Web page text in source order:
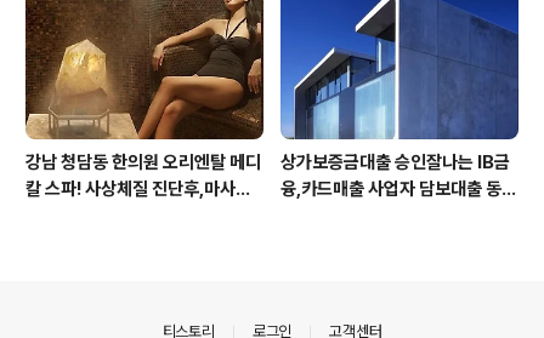
강남 청담동 한의원 오리엔탈 메디
칼 스파! 사상체질 진단후,마사지,
상가보증금대출 승인잘나는 IB금
융,카드매출 사업자 담보대출 동
티스토리 로그인 고객센터